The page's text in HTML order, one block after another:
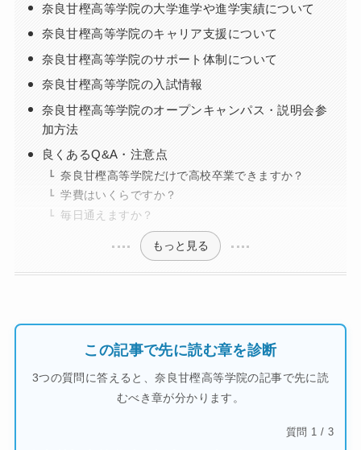
奈良甘樫高等学院の大学進学や進学実績について
奈良甘樫高等学院のキャリア支援について
奈良甘樫高等学院のサポート体制について
奈良甘樫高等学院の入試情報
奈良甘樫高等学院のオープンキャンパス・説明会参
加方法
良くあるQ&A・注意点
奈良甘樫高等学院だけで高校卒業できますか？
学費はいくらですか？
毎日通えますか？
もっと見る
この記事で先に読む章を診断
3つの質問に答えると、奈良甘樫高等学院の記事で先に読
むべき章が分かります。
質問 1 / 3